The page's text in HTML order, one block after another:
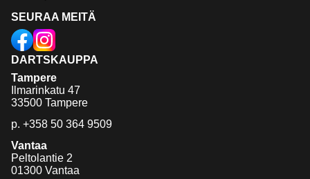
DARTSKAUPPA
Tampere
Ilmarinkatu 47
33500 Tampere
p. +358 50 364 9509
Vantaa
Peltolantie 2
01300 Vantaa
SEURAA MEITÄ